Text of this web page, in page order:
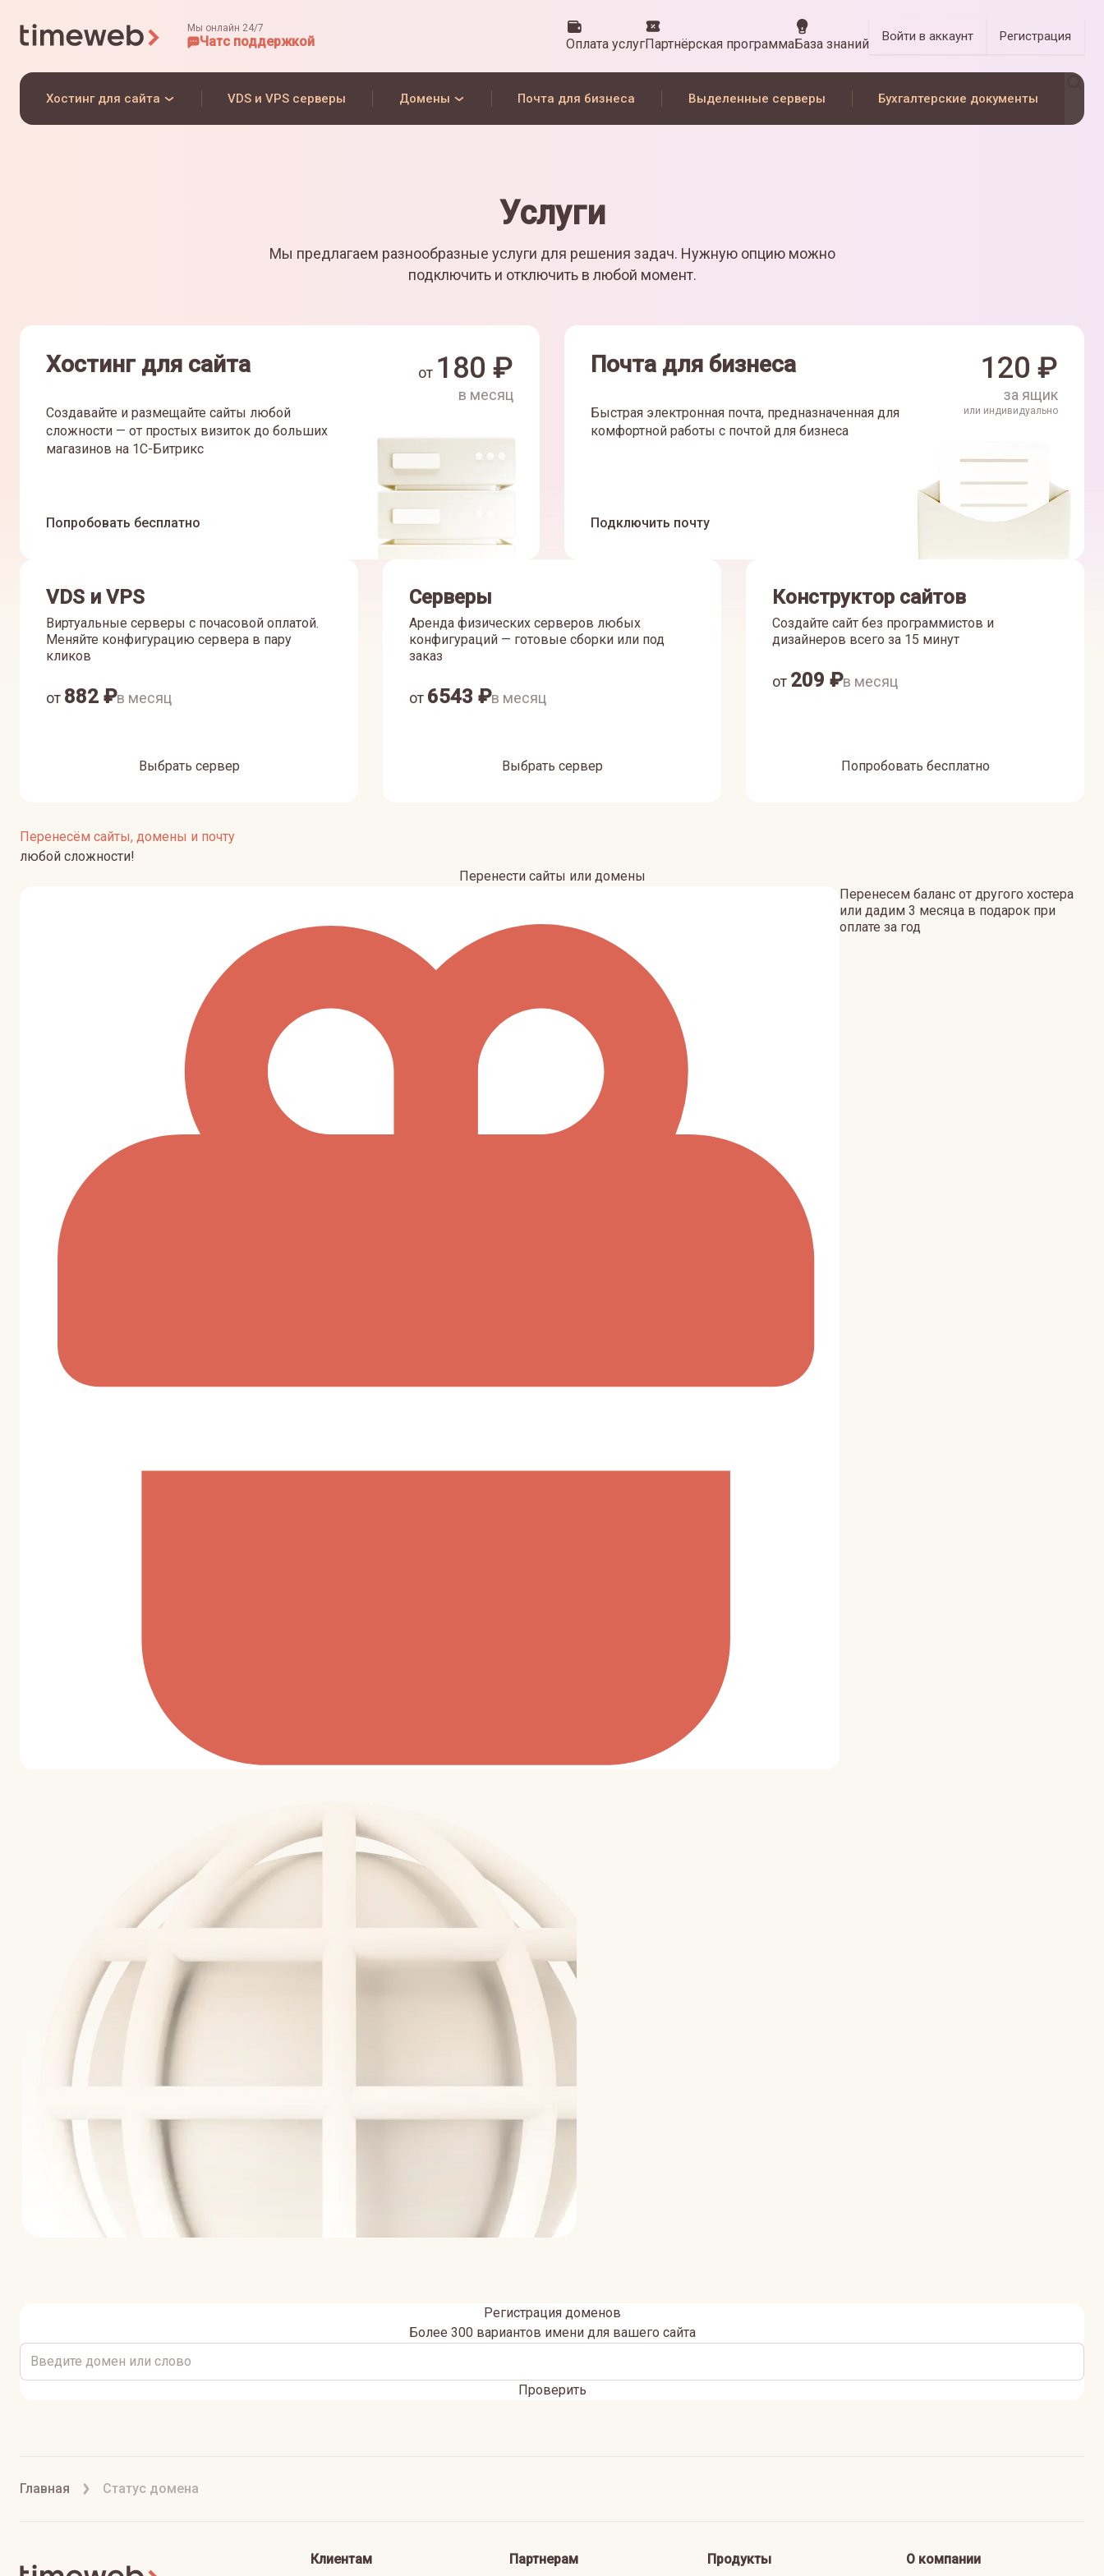
Мы онлайн 24/7
Чатс поддержкой Оплата услугПартнёрская программаБаза знаний Войти в аккаунт Регистрация
Хостинг для сайта VDS и VPS серверы Домены Почта для бизнеса Выделенные серверы Бухгалтерские документы
Услуги
Мы предлагаем разнообразные услуги для решения задач. Нужную опцию можно
подключить и отключить в любой момент.
Хостинг для сайта
Создавайте и размещайте сайты любой
сложности — от простых визиток до больших
магазинов на 1С-Битрикс
Попробовать бесплатно
от 180 ₽
в месяц
Почта для бизнеса
Быстрая электронная почта, предназначенная для
комфортной работы с почтой для бизнеса
Подключить почту
120 ₽
за ящик
или индивидуально
VDS и VPS
Виртуальные серверы с почасовой оплатой.
Меняйте конфигурацию сервера в пару
кликов
от 882 ₽в месяц
Выбрать сервер
Серверы
Аренда физических серверов любых
конфигураций — готовые сборки или под
заказ
от 6543 ₽в месяц
Выбрать сервер
Конструктор сайтов
Создайте сайт без программистов и
дизайнеров всего за 15 минут
от 209 ₽в месяц
Попробовать бесплатно
Перенесём сайты, домены и почту
любой сложности!
Перенести сайты или домены
Перенесем баланс от другого хостера
или дадим 3 месяца в подарок при
оплате за год
Регистрация доменов
Более 300 вариантов имени для вашего сайта
Проверить
Главная Статус домена
Клиентам Партнерам Продукты О компании